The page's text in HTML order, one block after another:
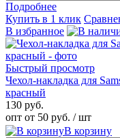
Подробнее
Купить в 1 клик
В избранное
Быстрый просмотр
Чехол-накладка для
красный
130 руб.
опт от 50 руб. / шт
В корзину